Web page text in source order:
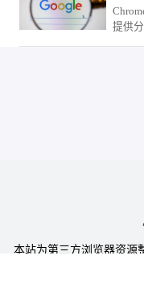
提供
本站为第三方浏览器资源